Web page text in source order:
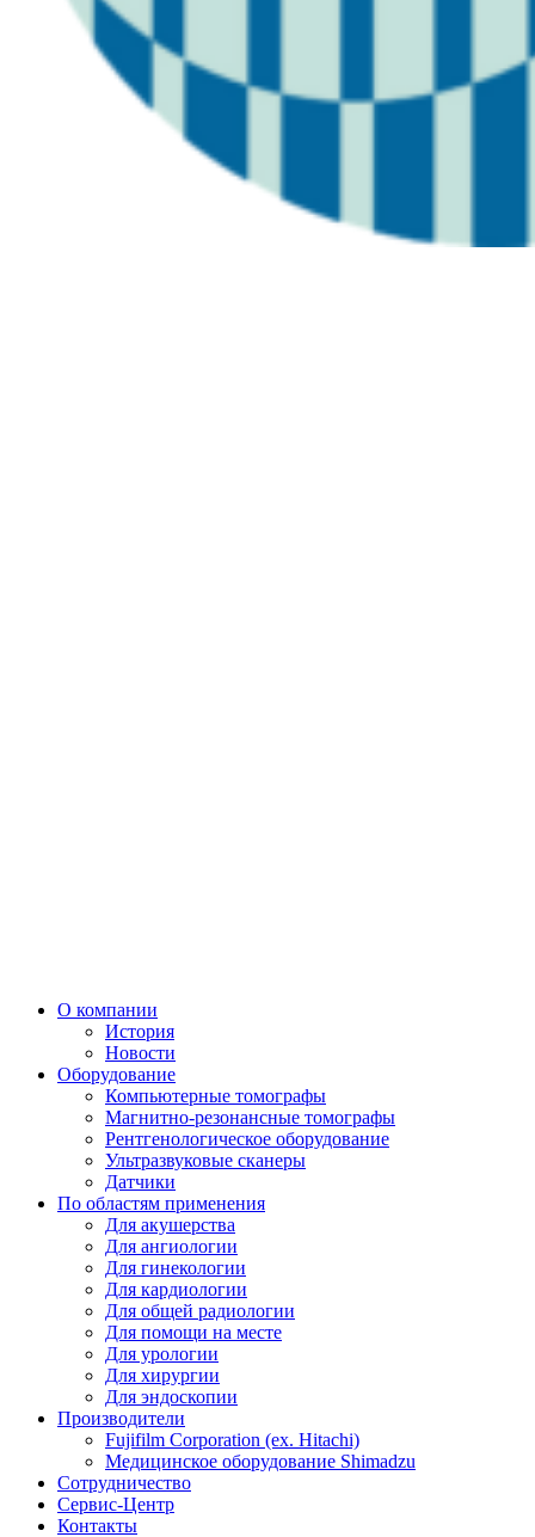
О компании
История
Новости
Оборудование
Компьютерные томографы
Магнитно-резонансные томографы
Рентгенологическое оборудование
Ультразвуковые сканеры
Датчики
По областям применения
Для акушерства
Для ангиологии
Для гинекологии
Для кардиологии
Для общей радиологии
Для помощи на месте
Для урологии
Для хирургии
Для эндоскопии
Производители
Fujifilm Corporation (ex. Hitachi)
Медицинское оборудование Shimadzu
Сотрудничество
Сервис-Центр
Контакты